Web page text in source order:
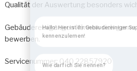
Qualität der Auswertung besonders
Gebäudereinigungen können sich gerne
bewerben.
Servicenummer: 040 22857920
Hallo! Hier ist Ihr Gebäudereiniger
kennenzulernen!
Wie darf ich Sie nennen?